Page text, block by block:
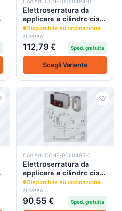
Cod.Art. CONF-0000494-0
Elettroserratura da
applicare a cilindro cisa
11771
Disponibile su ordinazione
al pezzo
112,79 € Sped. gratuita
Scegli Variante
Cod.Art. CONF-0000495-0
Elettroserratura da
applicare a cilindro cisa
11931
Disponibile su ordinazione
al pezzo
90,55 € Sped. gratuita